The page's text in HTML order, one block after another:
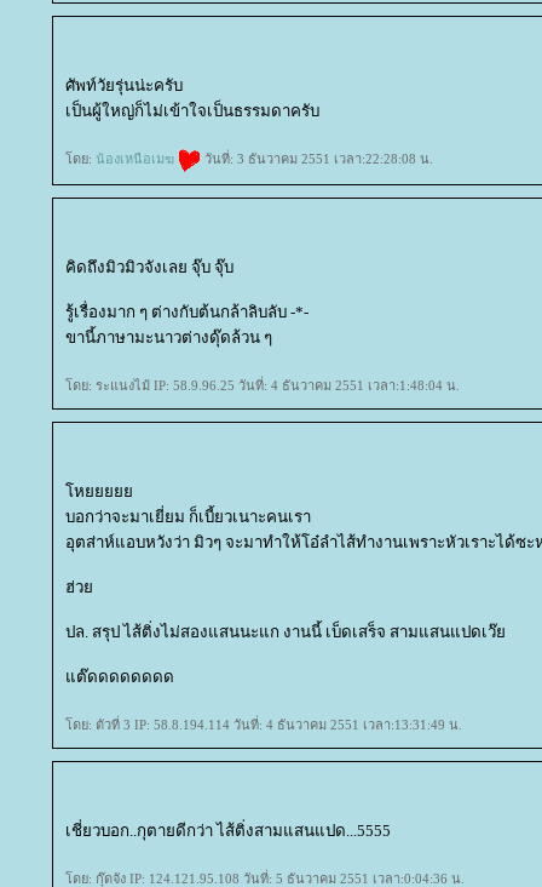
ศัพท์วัยรุ่นน่ะครับ
เป็นผู้ใหญ่ก็ไม่เข้าใจเป็นธรรมดาครับ
ดย: น้องเหนือเมฆ วันที่: 3 ธันวาคม 2551 เวลา:22:28:08 น.
คิดถึงมิวมิวจังเลย จุ๊บ จุ๊บ
รู้เรื่องมาก ๆ ต่างกับต้นกล้าลิบลับ -*-
ขานี้ภาษามะนาวต่างดุ๊ดล้วน ๆ
ดย: ระแนงไม้ IP: 58.9.96.25 วันที่: 4 ธันวาคม 2551 เวลา:1:48:04 น.
ห
บอกว่าจะมาเยี่ยม ก็เบี้ยวเนาะคนเรา
อุตส่าห์แอบหวังว่า มิวๆ จะมาทำให้โอ๋ลำไส้ทำงานเพราะหัวเราะได้ซ
ฮ่ว
ปล. สรุป ไส้ติ่งไม่สองแสนนะแก งานนี้ เบ็ดเสร็จ สามแสนแปดเว๊
ต๊ดดดดดดดด
ดย: ตัวที่ 3 IP: 58.8.194.114 วันที่: 4 ธันวาคม 2551 เวลา:13:31:49 น.
เชี่ยวบอก..กุตายดีกว่า ไส้ติ่งสามแสนแปด...5555
ดย: กุ๊ดจัง IP: 124.121.95.108 วันที่: 5 ธันวาคม 2551 เวลา:0:04:36 น.